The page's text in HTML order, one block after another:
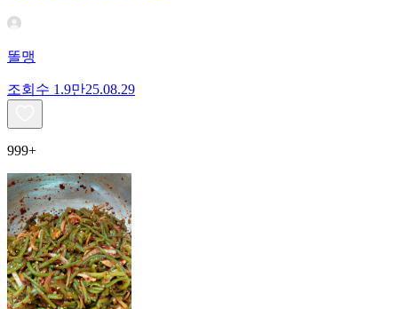
똘맹
조회수 1.9만25.08.29
999+